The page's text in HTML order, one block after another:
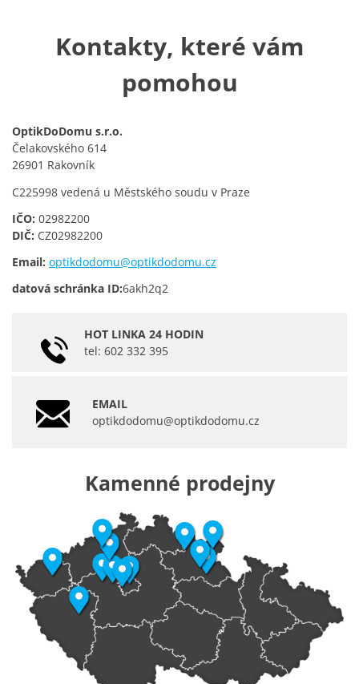
Kontakty, které vám
pomohou
OptikDoDomu s.r.o.
Čelakovského 614
26901 Rakovník
C225998 vedená u Městského soudu v Praze
IČO: 02982200
DIČ: CZ02982200
Email: optikdodomu@optikdodomu.cz
datová schránka ID:6akh2q2
HOT LINKA 24 HODIN
tel: 602 332 395
EMAIL
optikdodomu@optikdodomu.cz
Kamenné prodejny